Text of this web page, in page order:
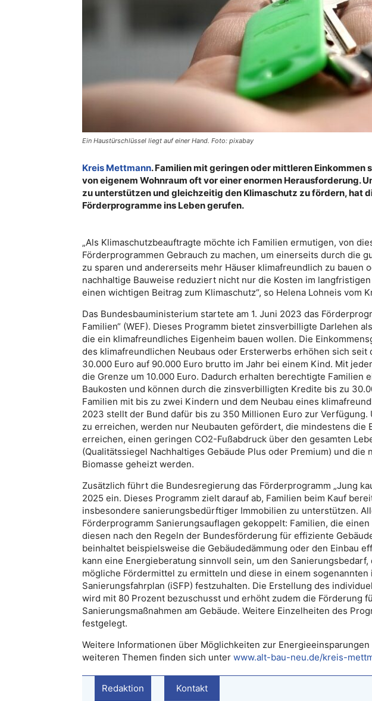
Ein Haustürschlüssel liegt auf einer Hand. Foto: pixabay
Kreis Mettmann. Familien mit geringen oder mittleren Einkommen
von eigenem Wohnraum oft vor einer enormen Herausforderung.
zu unterstützen und gleichzeitig den Klimaschutz zu fördern, hat
Förderprogramme ins Leben gerufen.
„Als Klimaschutzbeauftragte möchte ich Familien ermutigen, von
Förderprogrammen Gebrauch zu machen, um einerseits durch die
zu sparen und andererseits mehr Häuser klimafreundlich zu bauen
nachhaltige Bauweise reduziert nicht nur die Kosten im
einen wichtigen Beitrag zum Klimaschutz“, so Helena Lohneis vom
Das Bundesbauministerium startete am 1. Juni 2023 das
Familien“ (WEF). Dieses Programm bietet zinsverbilligte Darlehen
die ein klimafreundliches Eigenheim bauen wollen. Die
des klimafreundlichen Neubaus oder Ersterwerbs erhöhen sich seit
30.000 Euro auf 90.000 Euro brutto im Jahr bei einem Kind. Mit
die Grenze um 10.000 Euro. Dadurch erhalten berechtigte Familien
Baukosten und können durch die zinsverbilligten Kredite bis zu
Familien mit bis zu zwei Kindern und dem Neubau eines
2023 stellt der Bund dafür bis zu 350 Millionen Euro zur Verfügung.
zu erreichen, werden nur Neubauten gefördert, die mindestens die
erreichen, einen geringen CO2-Fußabdruck über den gesamten
(Qualitätssiegel Nachhaltiges Gebäude Plus oder Premium) und die
Biomasse geheizt werden.
Zusätzlich führt die Bundesregierung das Förderprogramm „Jung
2025 ein. Dieses Programm zielt darauf ab, Familien beim Kauf
insbesondere sanierungsbedürftiger Immobilien zu unterstützen.
Förderprogramm Sanierungsauflagen gekoppelt: Familien, die
diesen nach den Regeln der Bundesförderung für effiziente
beinhaltet beispielsweise die Gebäudedämmung oder den Einbau
kann eine Energieberatung sinnvoll sein, um den
mögliche Fördermittel zu ermitteln und diese in einem sogenannten
Sanierungsfahrplan (iSFP) festzuhalten. Die Erstellung des
wird mit 80 Prozent bezuschusst und erhöht zudem die Förderung
Sanierungsmaßnahmen am Gebäude. Weitere Einzelheiten des
festgelegt.
Weitere Informationen über Möglichkeiten zur Energieeinsparungen
weiteren Themen finden sich unter www.alt-bau-neu.de/kreis-
Redaktion Kontakt